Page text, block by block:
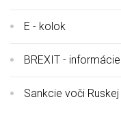
E - kolok
BREXIT -
Sankcie voči